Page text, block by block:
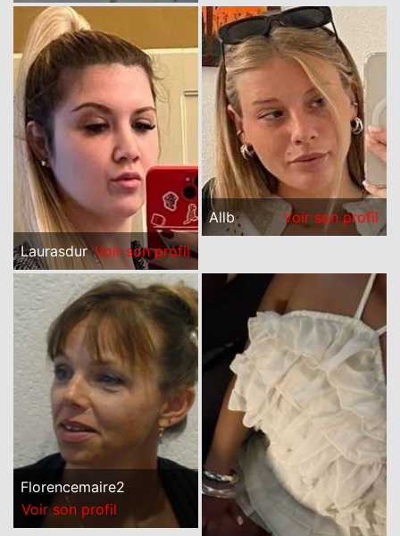
Laurasdur Voir son profil
Allb Voir son profil
Florencemaire2
Voir son profil